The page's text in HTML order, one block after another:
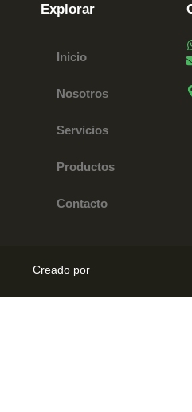
Explorar
Inicio
Nosotros
Servicios
Productos
Contacto
Creado por